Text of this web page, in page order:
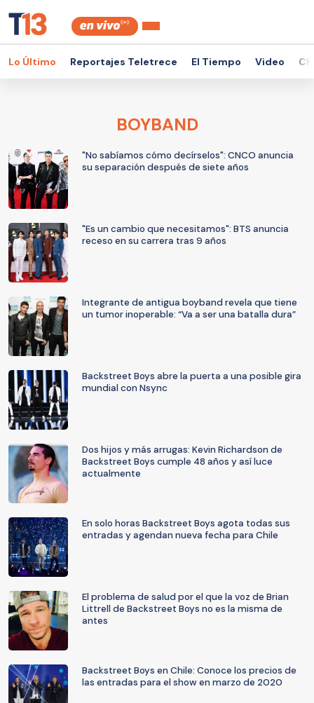
Lo Último Reportajes Teletrece El Tiempo Video
BOYBAND
"No sabíamos cómo decírselos": CNCO anuncia
su separación después de siete años
"Es un cambio que necesitamos": BTS anuncia
receso en su carrera tras 9 años
Integrante de antigua boyband revela que tiene
un tumor inoperable: “Va a ser una batalla dura”
Backstreet Boys abre la puerta a una posible gira
mundial con Nsync
Dos hijos y más arrugas: Kevin Richardson de
Backstreet Boys cumple 48 años y así luce
actualmente
En solo horas Backstreet Boys agota todas sus
entradas y agendan nueva fecha para Chile
El problema de salud por el que la voz de Brian
Littrell de Backstreet Boys no es la misma de
antes
Backstreet Boys en Chile: Conoce los precios de
las entradas para el show en marzo de 2020